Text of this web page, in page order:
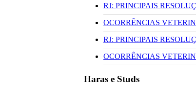
RJ: PRINCIPAIS
OCORRÊNCIAS
RJ: PRINCIPAIS
OCORRÊNCIAS
Haras e Studs